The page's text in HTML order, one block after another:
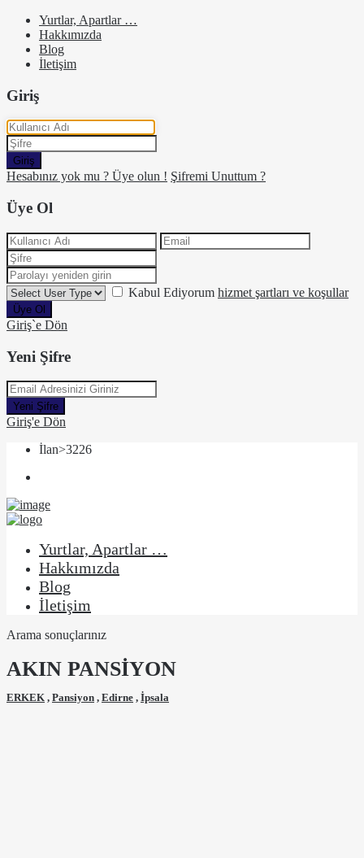
Yurtlar, Apartlar …
Hakkımızda
Blog
İletişim
Giriş
Giriş
Hesabınız yok mu ? Üye olun ! Şifremi Unuttum ?
Üye Ol
Kabul Ediyorum hizmet şartları ve koşullar
Üye Ol
Giriş`e Dön
Yeni Şifre
Yeni Şifre
Giriş'e Dön
İlan>3226
Yurtlar, Apartlar …
Hakkımızda
Blog
İletişim
Arama sonuçlarınız
AKIN PANSİYON
ERKEK , Pansiyon , Edirne , İpsala